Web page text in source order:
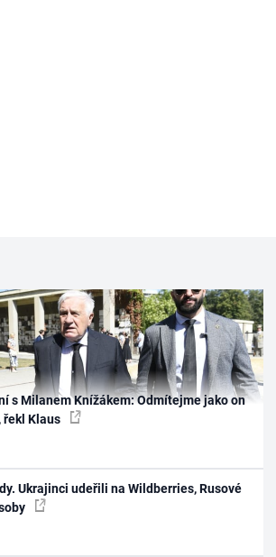
s Milanem Knížákem: Odmítejme jako on
řekl Klaus
Ukrajinci udeřili na Wildberries, Rusové